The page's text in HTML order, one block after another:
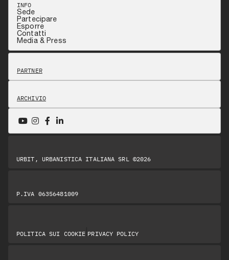
INFO
Sede
Partecipare
Esporre
Contatti
Media & Press
PARTNER
ARCHIVIO
URBIT, URBANISTICA ITALIANA SRL ©2026
P.IVA 06356481009
POLITICA SUI COOKIE PRIVACY POLICY